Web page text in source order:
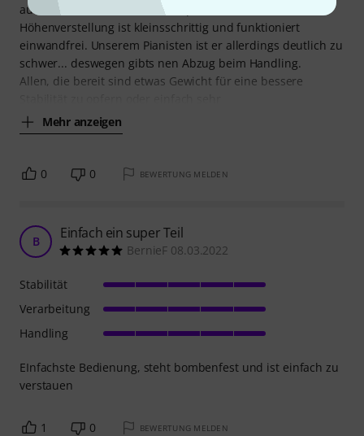
auch schwerere Pianos darauf positionieren kann. Die
Höhenverstellung ist kleinsschrittig und funktioniert
einwandfrei. Unserem Pianisten ist er allerdings deutlich zu
schwer... deswegen gibts nen Abzug beim Handling.
Allen, die bereit sind etwas Gewicht für eine bessere
Mehr anzeigen
0 0 BEWERTUNG MELDEN
B Einfach ein super Teil
BernieF 08.03.2022
EInfachste Bedienung, steht bombenfest und ist einfach zu
verstauen
Stabilität
Verarbeitung
Handling
1 0 BEWERTUNG MELDEN